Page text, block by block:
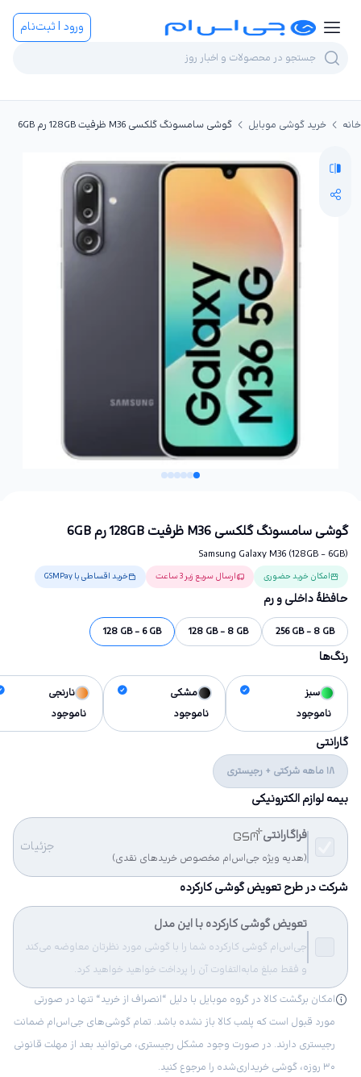
ورود | ثبت‌نام
خانه خرید گوشی موبایل گوشی سامسونگ گلکسی M36 ظرفیت 128GB رم 6GB
گوشی سامسونگ گلکسی M36 ظرفیت 128GB رم 6GB
Samsung Galaxy M36 (128GB - 6GB)
امکان خرید حضوری ارسال سریع زیر 3 ساعت خرید اقساطی با GSMPay
حافظهٔ داخلی و رم
256 GB - 8 GB
128 GB - 8 GB
128 GB - 6 GB
رنگ‌ها
سبز
ناموجود
مشکی
ناموجود
نارنجی
ناموجود
گارانتی
18 ماهه شرکتی + رجیستری
بیمه لوازم الکترونیکی
فراگارانتی
(هدیه ویژه جی‌اس‌ام مخصوص خریدهای نقدی)
جزئیات
شرکت در طرح تعویض گوشی کارکرده
تعویض گوشی کارکرده با این مدل
جی‌اس‌ام گوشی کارکرده شما را با گوشی مورد نظرتان معاوضه می‌کند
و فقط مبلغ مابه‌التفاوت آن را پرداخت خواهید خواهید کرد.
امکان برگشت کالا در گروه موبایل با دلیل “انصراف از خرید“ تنها در صورتی
مورد قبول است که پلمب کالا باز نشده باشد. تمام گوشی‌های جی‌اس‌ام ضمانت
رجیستری دارند. در صورت وجود مشکل رجیستری، می‌توانید بعد از مهلت قانونی
۳۰ روزه، گوشی خریداری‌شده را مرجوع کنید.